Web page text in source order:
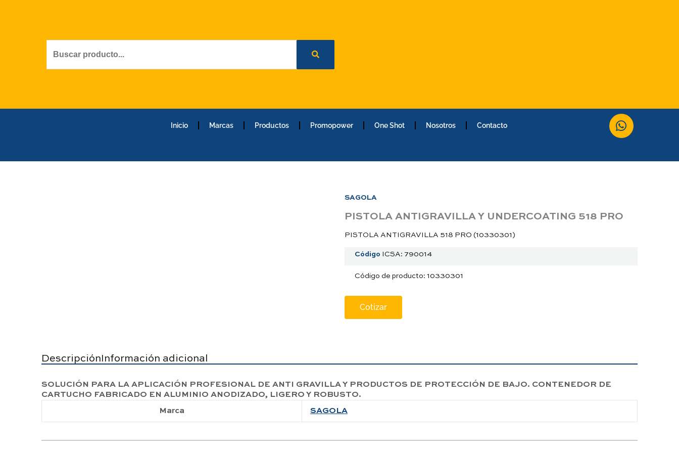
Inicio Marcas Productos Promopower One Shot Nosotros Contacto
W
h
SAGOLA
PISTOLA ANTIGRAVILLA Y UNDERCOATING 518 PRO
PISTOLA ANTIGRAVILLA 518 PRO (10330301)
Código ICSA: 790014
Código de producto: 10330301
Cotizar
DescripciónInformación adicional
SOLUCIÓN PARA LA APLICACIÓN PROFESIONAL DE ANTI GRAVILLA Y PRODUCTOS DE PROTECCIÓN DE BAJO. CONTENEDOR DE
CARTUCHO FABRICADO EN ALUMINIO ANODIZADO, LIGERO Y ROBUSTO.
Marca
SAGOLA